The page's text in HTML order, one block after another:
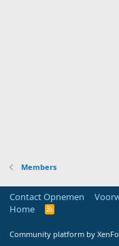
Members
Contact Opnemen
Home
R
Community platform by